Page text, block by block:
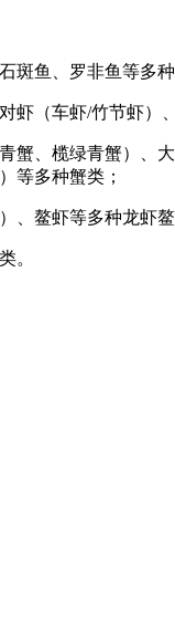
斑鱼、罗非鱼等多
虾（车虾/竹节虾）
蟹、榄绿青蟹）、
等多种蟹类；
、鳌虾等多种龙虾
。